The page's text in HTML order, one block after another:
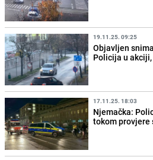
19.11.25. 09:25
Objavljen
Policija u
17.11.25. 18:03
Njemačka:
tokom provjere